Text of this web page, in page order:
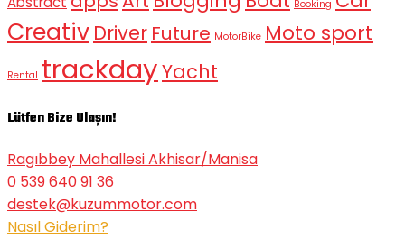
Booking
Creativ Driver Future MotorBike Moto sport
Rental trackdayYacht
Lütfen Bize Ulaşın!
Ragıbbey Mahallesi Akhisar/Manisa
0 539 640 91 36
destek@kuzummotor.com
Nasıl Giderim?